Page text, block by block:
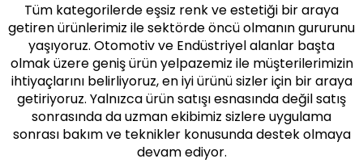
Tüm kategorilerde eşsiz renk ve estetiği bir araya
getiren ürünlerimiz ile sektörde öncü olmanın gururunu
yaşıyoruz. Otomotiv ve Endüstriyel alanlar başta
olmak üzere geniş ürün yelpazemiz ile müşterilerimizin
ihtiyaçlarını belirliyoruz, en iyi ürünü sizler için bir araya
getiriyoruz. Yalnızca ürün satışı esnasında değil satış
sonrasında da uzman ekibimiz sizlere uygulama
sonrası bakım ve teknikler konusunda destek olmaya
devam ediyor.